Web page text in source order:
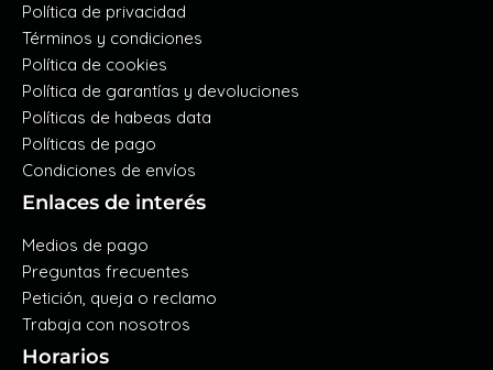
Política de privacidad
Términos y condiciones
Política de cookies
Política de garantías y devoluciones
Políticas de habeas data
Políticas de pago
Condiciones de envíos
Enlaces de interés
Medios de pago
Preguntas frecuentes
Petición, queja o reclamo
Trabaja con nosotros
Horarios